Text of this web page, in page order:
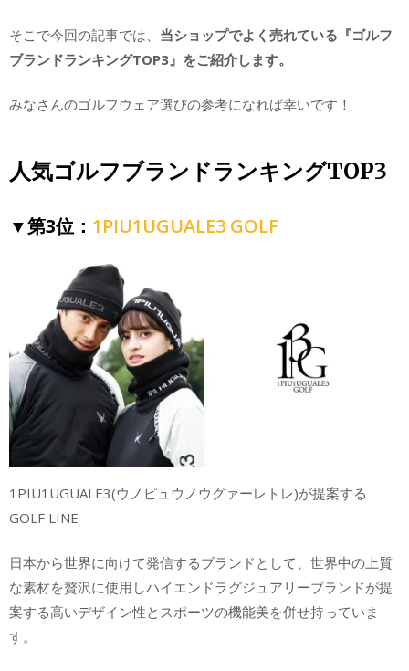
そこで今回の記事では、 当ショップでよく売れている『ゴルフ
ブランドランキングTOP3』をご紹介します。
みなさんのゴルフウェア選びの参考になれば幸いです！
人気ゴルフブランドランキングTOP3
▼第3位： 1PIU1UGUALE3 GOLF
1PIU1UGUALE3(ウノピュウノウグァーレトレ)が提案する
GOLF LINE
日本から世界に向けて発信するブランドとして、世界中の上質
な素材を贅沢に使用しハイエンドラグジュアリーブランドが提
案する高いデザイン性とスポーツの機能美を併せ持っていま
す。